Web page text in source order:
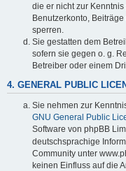
die er nicht zur
Benutzerkonto,
sperren.
Sie gestatten dem
sofern sie gegen o. g.
Betreiber oder einem
4. GENERAL PUBLIC
Sie nehmen zur
GNU General Public
Software von phpBB
deutschsprachige
Community unter
keinen Einfluss auf die